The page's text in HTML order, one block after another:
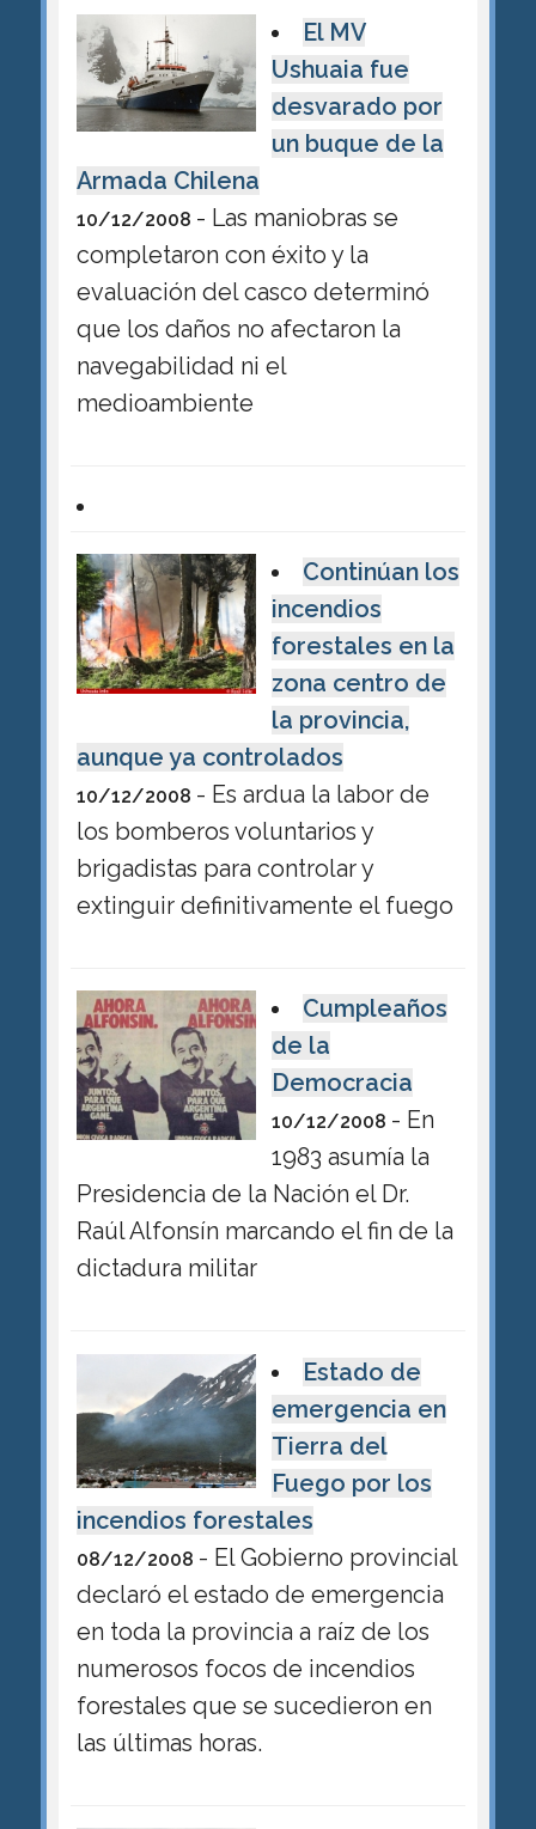
El MV
Ushuaia fue
desvarado por
un buque de la
Armada Chilena
10/12/2008 - Las maniobras se
completaron con éxito y la
evaluación del casco determinó
que los daños no afectaron la
navegabilidad ni el
medioambiente
Continúan los
incendios
forestales en la
zona centro de
la provincia,
aunque ya controlados
10/12/2008 - Es ardua la labor de
los bomberos voluntarios y
brigadistas para controlar y
extinguir definitivamente el fuego
Cumpleaños
de la
Democracia
10/12/2008 - En
1983 asumía la
Presidencia de la Nación el Dr.
Raúl Alfonsín marcando el fin de la
dictadura militar
Estado de
emergencia en
Tierra del
Fuego por los
incendios forestales
08/12/2008 - El Gobierno provincial
declaró el estado de emergencia
en toda la provincia a raíz de los
numerosos focos de incendios
forestales que se sucedieron en
las últimas horas.